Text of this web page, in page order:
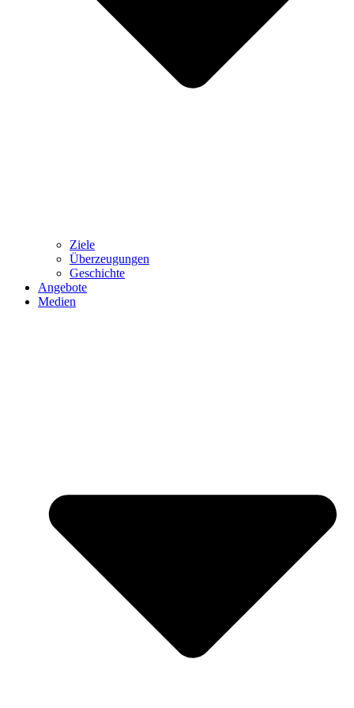
Ziele
Überzeugungen
Geschichte
Angebote
Medien